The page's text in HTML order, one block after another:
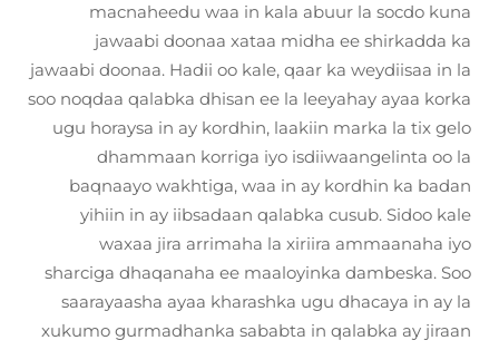
macnaheedu waa in kala abuur la socdo kuna
jawaabi doonaa xataa midha ee shirkadda ka
jawaabi doonaa. Hadii oo kale, qaar ka weydiisaa in la
soo noqdaa qalabka dhisan ee la leeyahay ayaa korka
ugu horaysa in ay kordhin, laakiin marka la tix gelo
dhammaan korriga iyo isdiiwaangelinta oo la
baqnaayo wakhtiga, waa in ay kordhin ka badan
yihiin in ay iibsadaan qalabka cusub. Sidoo kale
waxaa jira arrimaha la xiriira ammaanaha iyo
sharciga dhaqanaha ee maaloyinka dambeska. Soo
saarayaasha ayaa kharashka ugu dhacaya in ay la
xukumo gurmadhanka sababta in qalabka ay jiraan